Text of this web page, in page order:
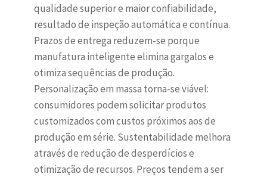
qualidade superior e maior confiabilidade,
resultado de inspeção automática e contínua.
Prazos de entrega reduzem-se porque
manufatura inteligente elimina gargalos e
otimiza sequências de produção.
Personalização em massa torna-se viável:
consumidores podem solicitar produtos
customizados com custos próximos aos de
produção em série. Sustentabilidade melhora
através de redução de desperdícios e
otimização de recursos. Preços tendem a ser